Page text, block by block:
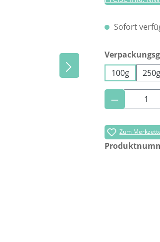
Sofort
100g
250g
Produkt
Zum